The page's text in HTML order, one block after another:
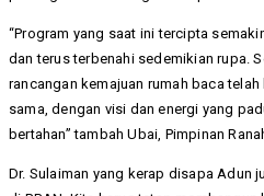
“Program yang saat ini tercipta
dan terus terbenahi sedemikian rupa.
rancangan kemajuan rumah baca
sama, dengan visi dan energi yang
bertahan” tambah Ubai, Pimpinan
Dr. Sulaiman yang kerap disapa Adun